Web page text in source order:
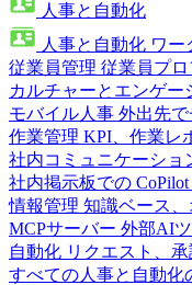
人事と自動化
人事と自動化 ワー
従業員管理 従業員プ
カルチャーとエンゲー
モバイル人事 外出先
作業管理 KPI、作業レ
社内コミュニケーショ
社内掲示板での CoPilot
情報管理 知識ベース
MCPサーバー 外部AI
自動化 リクエスト、
すべての人事と自動化